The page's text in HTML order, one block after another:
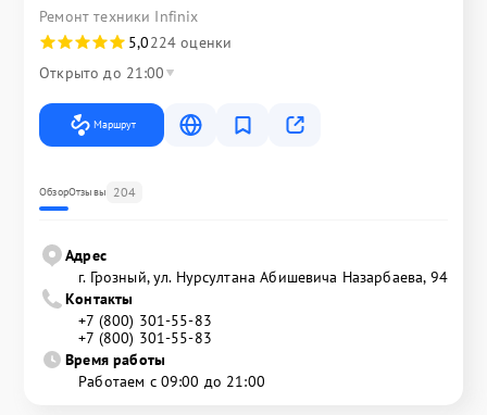
Ремонт техники Infinix
5,0224 оценки
Открыто до 21:00
Маршрут
ОбзорОтзывы 204
Адрес
г. Грозный, ул. Нурсултана Абишевича Назарбаева, 94
Контакты
+7 (800) 301-55-83
+7 (800) 301-55-83
Время работы
Работаем с 09:00 до 21:00